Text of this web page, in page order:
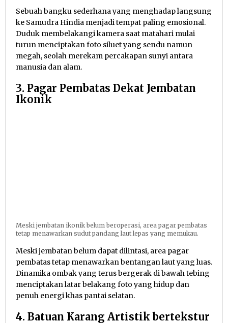
Sebuah bangku sederhana yang menghadap langsung
ke Samudra Hindia menjadi tempat paling emosional.
Duduk membelakangi kamera saat matahari mulai
turun menciptakan foto siluet yang sendu namun
megah, seolah merekam percakapan sunyi antara
manusia dan alam.
3. Pagar Pembatas Dekat Jembatan
Ikonik
Meski jembatan ikonik belum beroperasi, area pagar pembatas
tetap menawarkan sudut pandang laut lepas yang memukau.
Meski jembatan belum dapat dilintasi, area pagar
pembatas tetap menawarkan bentangan laut yang luas.
Dinamika ombak yang terus bergerak di bawah tebing
menciptakan latar belakang foto yang hidup dan
penuh energi khas pantai selatan.
4. Batuan Karang Artistik bertekstur